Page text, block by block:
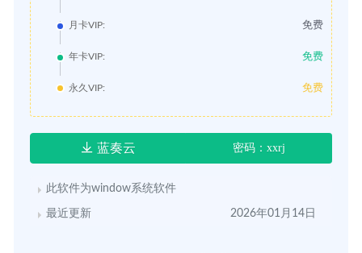
月卡VIP: 免费
年卡VIP: 免费
永久VIP: 免费
蓝奏云 密码：xxrj
此软件为window系统软件
最近更新 2026年01月14日